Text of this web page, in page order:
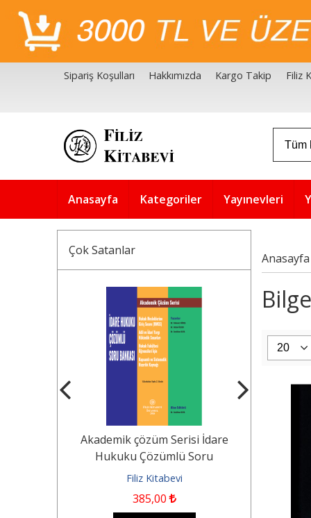
Sipariş Koşulları Hakkımızda Kargo Takip Filiz
Anasayfa Kategoriler Yayınevleri
Çok Satanlar
Akademik çözüm Serisi İdare
Hukuku Çözümlü Soru
Bankası Hukuk...
Filiz Kitabevi
385,00
Anasayfa